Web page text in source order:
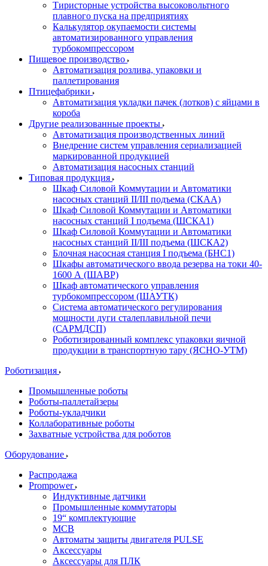
Тиристорные устройства высоковольтного
плавного пуска на предприятиях
Калькулятор окупаемости системы
автоматизированного управления
турбокомпрессором
Пищевое производство
Автоматизация розлива, упаковки и
паллетирования
Птицефабрики
Автоматизация укладки пачек (лотков) с яйцами в
короба
Другие реализованные проекты
Автоматизация производственных линий
Внедрение систем управления сериализацией
маркированной продукцией
Автоматизация насосных станций
Типовая продукция
Шкаф Силовой Коммутации и Автоматики
насосных станций II/III подъема (СКАА)
Шкаф Силовой Коммутации и Автоматики
насосных станций I подъема (ШСКА1)
Шкаф Силовой Коммутации и Автоматики
насосных станций II/III подъема (ШСКА2)
Блочная насосная станция I подъема (БНС1)
Шкафы автоматического ввода резерва на токи 40-
1600 А (ШАВР)
Шкаф автоматического управления
турбокомпрессором (ШАУТК)
Система автоматического регулирования
мощности дуги сталеплавильной печи
(САРМДСП)
Роботизированный комплекс упаковки яичной
продукции в транспортную тару (ЯСНО-УТМ)
Роботизация
Промышленные роботы
Роботы-паллетайзеры
Роботы-укладчики
Коллаборативные роботы
Захватные устройства для роботов
Оборудование
Распродажа
Prompower
Индуктивные датчики
Промышленные коммутаторы
19“ комплектующие
MCB
Автоматы защиты двигателя PULSE
Аксессуары
Аксессуары для ПЛК